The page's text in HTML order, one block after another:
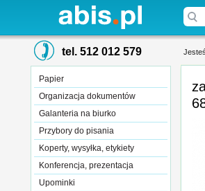
tel. 512 012 579
Papier
Organizacja dokumentów
Galanteria na biurko
Przybory do pisania
Koperty, wysyłka, etykiety
Konferencja, prezentacja
Upominki